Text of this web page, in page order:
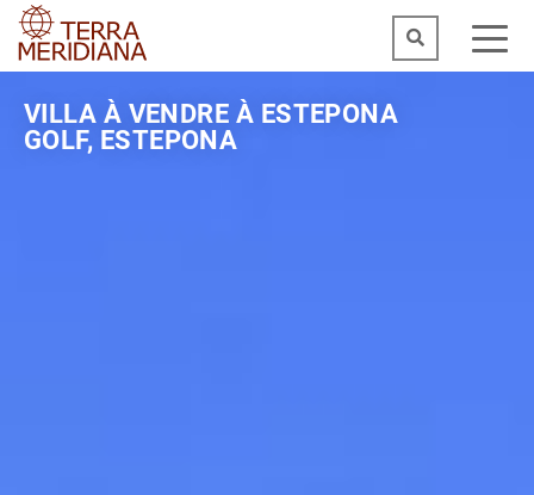
VILLA À VENDRE À ESTEPONA
GOLF, ESTEPONA